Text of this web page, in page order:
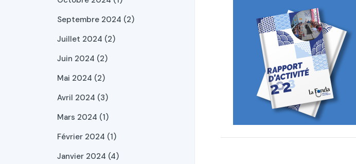
Septembre 2024 (2)
Juillet 2024 (2)
Juin 2024 (2)
Mai 2024 (2)
Avril 2024 (3)
Mars 2024 (1)
Février 2024 (1)
Janvier 2024 (4)